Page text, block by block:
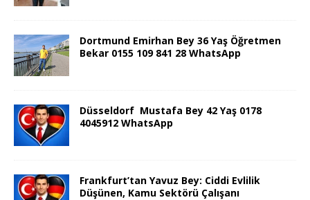
Dortmund Emirhan Bey 36 Yaş Öğretmen
Bekar 0155 109 841 28 WhatsApp
Düsseldorf Mustafa Bey 42 Yaş 0178
4045912 WhatsApp
Frankfurt’tan Yavuz Bey: Ciddi Evlilik
Düşünen, Kamu Sektörü Çalışanı